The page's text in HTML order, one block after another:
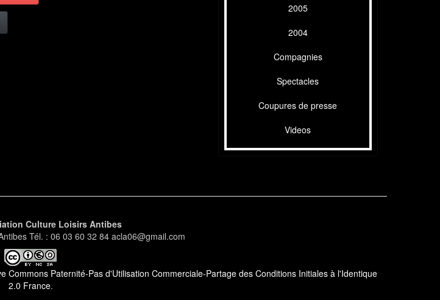
2005
2004
Compagnies
Spectacles
Coupures de presse
Videos
Culture Loisirs Antibes
Tél. : 06 03 60 32 84 acla06@gmail.com
Commons Paternité-Pas d'Utilisation Commerciale-Partage des Conditions Initiales à l'Identique
2.0 France.